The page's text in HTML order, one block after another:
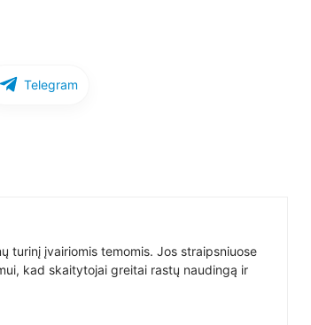
Telegram
turinį įvairiomis temomis. Jos straipsniuose
kad skaitytojai greitai rastų naudingą ir